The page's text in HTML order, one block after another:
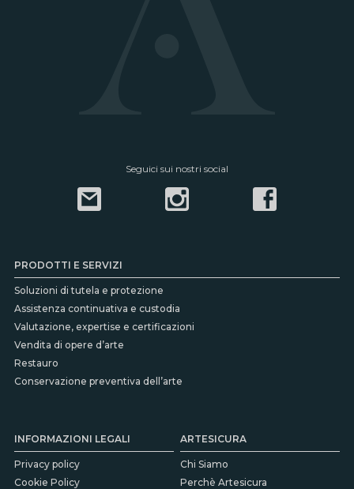
Seguici sui nostri social
PRODOTTI E SERVIZI
Soluzioni di tutela e protezione
Assistenza continuativa e custodia
Valutazione, expertise e certificazioni
Vendita di opere d’arte
Restauro
Conservazione preventiva dell’arte
INFORMAZIONI LEGALI
Privacy policy
Cookie Policy
ARTESICURA
Chi Siamo
Perchè Artesicura